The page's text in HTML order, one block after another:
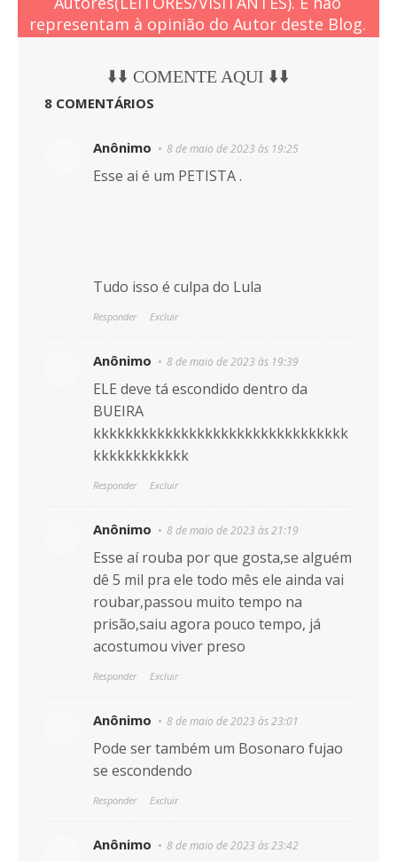
representam à opinião do Autor deste Blog.
⬇️⬇️ COMENTE AQUI ⬇️⬇️
8 COMENTÁRIOS
Anônimo 8 de maio de 2023 às 19:25
Esse ai é um PETISTA .
Tudo isso é culpa do Lula
Responder Excluir
Anônimo 8 de maio de 2023 às 19:39
ELE deve tá escondido dentro da
BUEIRA
kkkkkkkkkkkkkkkkkkkkkkkkkkkkkkkk
kkkkkkkkkkkk
Responder Excluir
Anônimo 8 de maio de 2023 às 21:19
Esse aí rouba por que gosta,se alguém
dê 5 mil pra ele todo mês ele ainda vai
roubar,passou muito tempo na
prisão,saiu agora pouco tempo, já
acostumou viver preso
Responder Excluir
Anônimo 8 de maio de 2023 às 23:01
Pode ser também um Bosonaro fujao
se escondendo
Responder Excluir
Anônimo 8 de maio de 2023 às 23:42